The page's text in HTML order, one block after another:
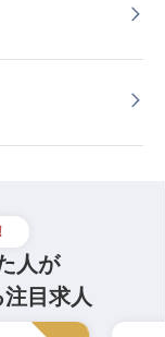
人が
目求人